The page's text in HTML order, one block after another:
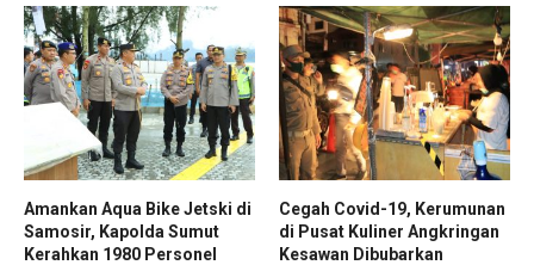
Amankan Aqua Bike Jetski di
Samosir, Kapolda Sumut
Kerahkan 1980 Personel
Cegah Covid-19, Kerumunan
di Pusat Kuliner Angkringan
Kesawan Dibubarkan